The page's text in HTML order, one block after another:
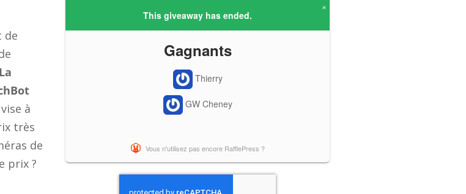
de
La
à
très
de
prix ?